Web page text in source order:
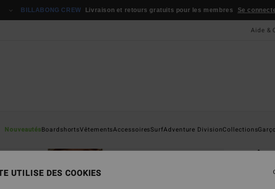
BILLABONG CREW Livraison et retours gratuits pour les membres Se
Aide &
NouveautésBoardshortsVêtementsAccessoiresSurfAdventure DivisionCollections
UTILISE DES COOKIES